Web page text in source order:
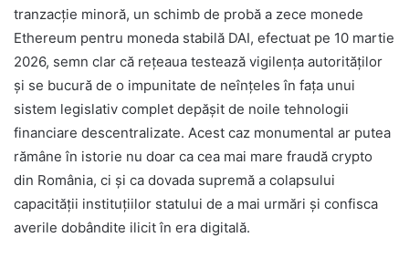
tranzacție minoră, un schimb de probă a zece monede
Ethereum pentru moneda stabilă DAI, efectuat pe 10 martie
2026, semn clar că rețeaua testează vigilența autorităților
și se bucură de o impunitate de neînțeles în fața unui
sistem legislativ complet depășit de noile tehnologii
financiare descentralizate. Acest caz monumental ar putea
rămâne în istorie nu doar ca cea mai mare fraudă crypto
din România, ci și ca dovada supremă a colapsului
capacității instituțiilor statului de a mai urmări și confisca
averile dobândite ilicit în era digitală.